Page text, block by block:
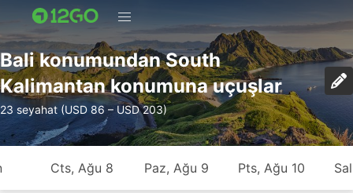
Bali konumundan South
Kalimantan konumuna uçuşlar
23 seyahat (USD 86 – USD 203)
Cts, Ağu 8 Paz, Ağu 9 Pts, Ağu 10